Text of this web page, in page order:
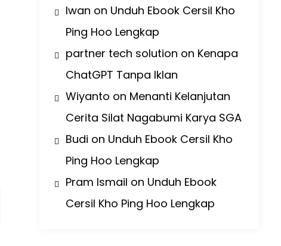
Iwan on Unduh Ebook Cersil Kho
Ping Hoo Lengkap
partner tech solution on Kenapa
ChatGPT Tanpa Iklan
Wiyanto on Menanti Kelanjutan
Cerita Silat Nagabumi Karya SGA
Budi on Unduh Ebook Cersil Kho
Ping Hoo Lengkap
Pram Ismail on Unduh Ebook
Cersil Kho Ping Hoo Lengkap